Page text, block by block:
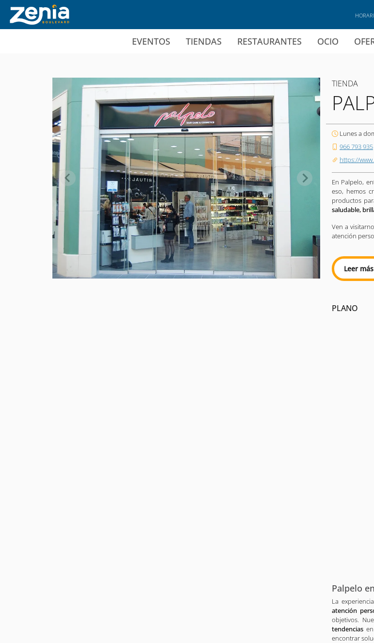
Ir al contenido principal
EVENTOS TIENDAS RESTAURANTES OCIO
TIENDA
Lunes a
966 793 935
https://
En Palpelo,
eso, hemos
productos
saludable,
Ven a
atención
Leer más
PLANO
Palpelo
La
atención
objetivos.
tendencias
encontrar